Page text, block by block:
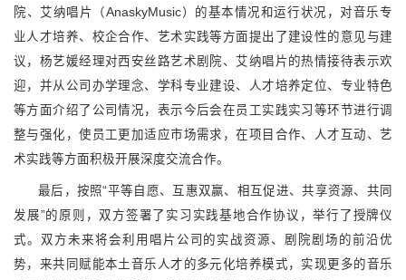
院、艾纳唱片（AnaskyMusic）的基本情况和运行状况，对音乐专
业人才培养、校企合作、艺术实践等方面提出了建设性的意见与建
议，杨艺媛经理对西安丝路艺术剧院、艾纳唱片的热情接待表示欢
迎，并从公司办学理念、学科专业建设、人才培养定位、专业特色
等方面介绍了公司情况，表示今后会在员工实践实习等环节进行调
整与强化，使员工更加适应市场需求，在项目合作、人才互动、艺
术实践等方面积极开展深度交流合作。
最后，按照“平等自愿、互惠双赢、相互促进、共享资源、共同
发展”的原则，双方签署了实习实践基地合作协议，举行了授牌仪
式。双方未来将会利用唱片公司的实战资源、剧院剧场的前沿优
势，来共同赋能本土音乐人才的多元化培养模式，实现更多的音乐